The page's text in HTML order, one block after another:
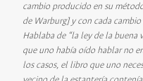
cambio producido en su
de Warburg] y con cada
Hablaba de “la ley de la buena
que uno había oído hablar no
los casos, el libro que uno